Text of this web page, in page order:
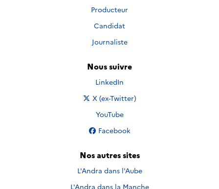
Producteur
Candidat
Journaliste
Nous suivre
Nous suivre sur
LinkedIn
Nous suivre sur
X (ex-Twitter)
Nous suivre sur
YouTube
Nous suivre sur
Facebook
Nos autres sites
L'Andra dans l'Aube
L'Andra dans la Manche